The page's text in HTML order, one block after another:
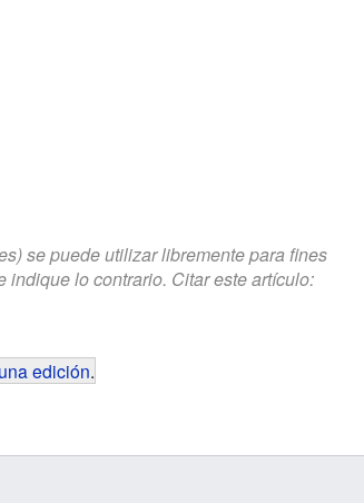
se puede utilizar libremente para fines
indique lo contrario. Citar este artículo:
edición.